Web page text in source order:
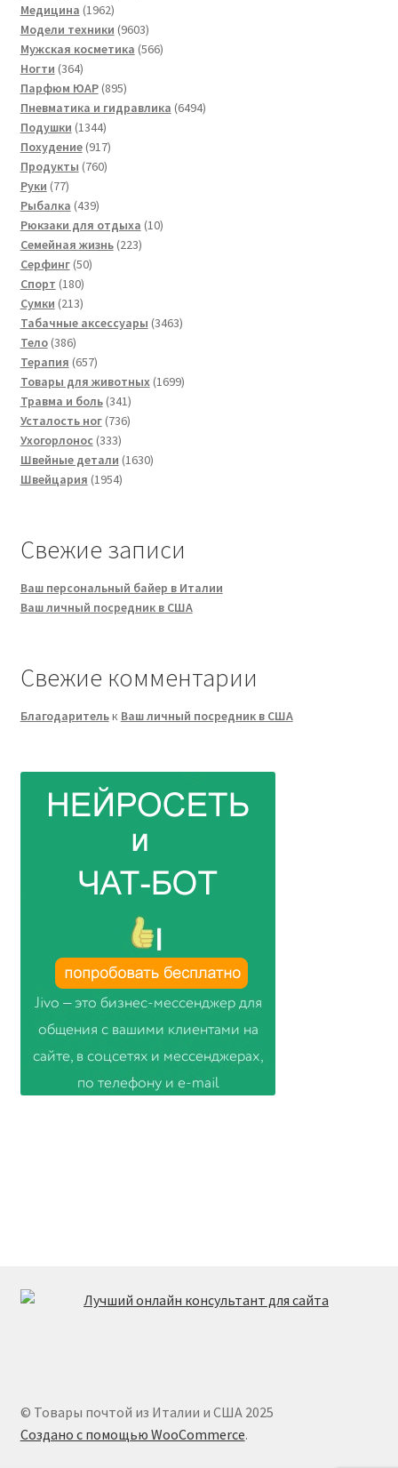
Медицина 19621962
товара
Модели техники 96039603
товара
Мужская косметика 566566
Ногти 364364
товара
Парфюм ЮАР 895895
товаров
Пневматика и гидравлика 64946494
Подушки 13441344
товара
Похудение 917917
товаров
Продукты 760760
Руки 7777
товаров
Рыбалка 439439
товаров
Рюкзаки для отдыха 1010
Семейная жизнь 223223
Серфинг 5050
Спорт 180180
товаров
Сумки 213213
товаров
Табачные аксессуары 34633463
Тело 386386
товаров
Терапия 657657
товаров
Товары для животных 16991699
Травма и боль 341341
товар
Усталость ног 736736
Ухогорлонос 333333
товара
Швейные детали 16301630
Швейцария 19541954
Свежие записи
Ваш персональный байер в Италии
Ваш личный посредник в США
Свежие комментарии
Благодарительк Ваш личный посредник в США
© Товары почтой из Италии и США 2025
Создано с помощью WooCommerce.